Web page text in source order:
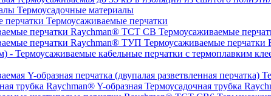
Термоусадочные материалы
Термоусаживаемые перчатки
Термоусаживаемые
Термоусаживаемые
Термоусадочная трубка